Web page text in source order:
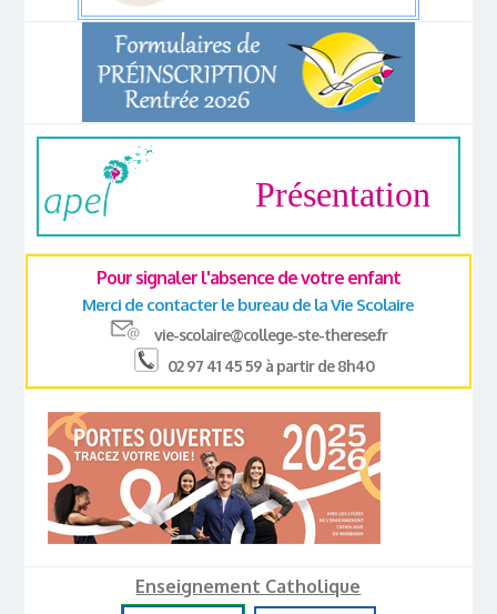
Présentation
Pour signaler l'absence de votre enfant
Merci de contacter le bureau de la Vie Scolaire
vie-scolaire@college-ste-therese.fr
02 97 41 45 59 à partir de 8h40
Enseignement Catholique